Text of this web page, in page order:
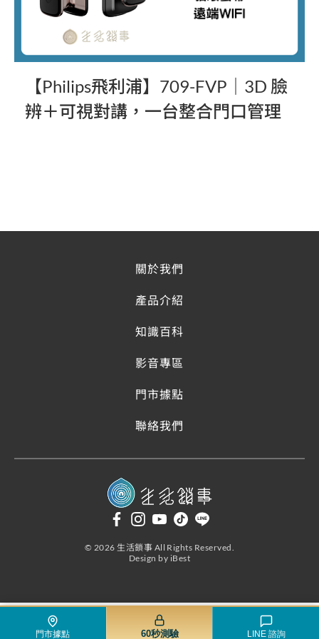
【Philips飛利浦】709-FVP｜3D 臉
辨＋可視對講，一台整合門口管理
關於我們
產品介紹
知識百科
影音專區
門市據點
聯絡我們
© 2026 生活鎖事 All Rights Reserved.
Design by iBest
門市據點 60秒測驗 LINE 諮詢